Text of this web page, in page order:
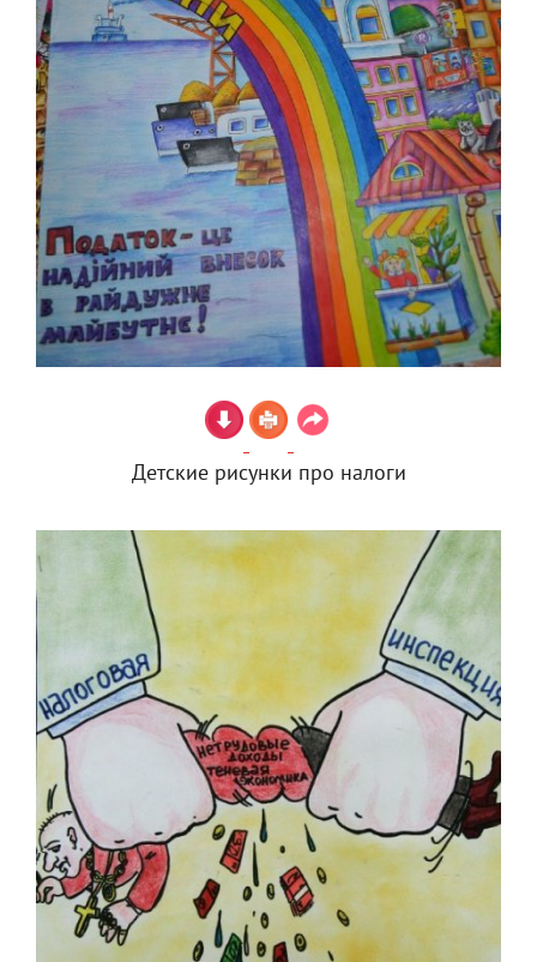
Детские рисунки про налоги